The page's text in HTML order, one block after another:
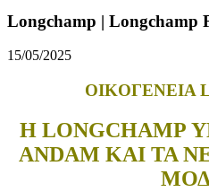
Longchamp | Longchamp
15/05/2025
OIKOΓΕΝΕΙΑ
Η LONGCHAMP
ANDAM ΚΑΙ ΤΑ